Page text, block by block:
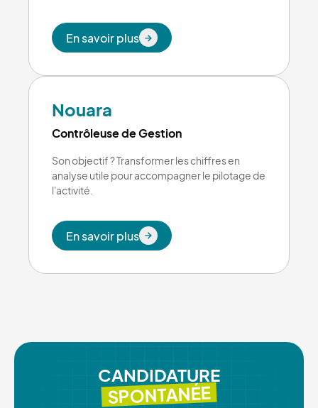
En savoir plus
En savoir plus
Nouara
Contrôleuse de Gestion
Son objectif ? Transformer les chiffres en
analyse utile pour accompagner le pilotage de
l'activité.
En savoir plus
En savoir plus
CANDIDATURE
SPONTANÉE